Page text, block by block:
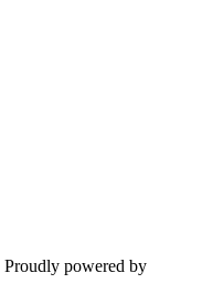
Proudly powered by